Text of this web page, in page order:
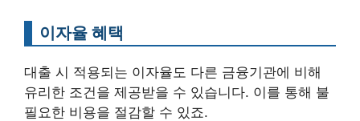
이자율 혜택
대출 시 적용되는 이자율도 다른 금융기관에 비해
유리한 조건을 제공받을 수 있습니다. 이를 통해 불
필요한 비용을 절감할 수 있죠.